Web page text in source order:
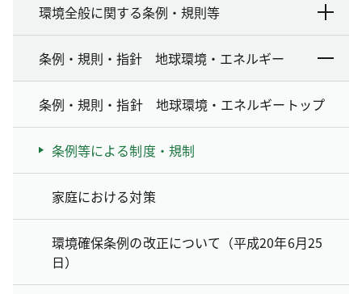
環境全般に関する条例・規則等
条例・規則・指針 地球環境・エネルギー
条例・規則・指針 地球環境・エネルギートップ
条例等による制度・規制
家庭における対策
環境確保条例の改正について（平成20年6月25
日）